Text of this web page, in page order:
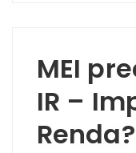
MEI
IR –
Renda?